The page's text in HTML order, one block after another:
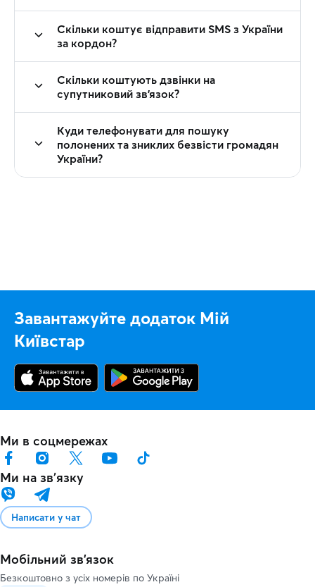
Скільки коштує відправити SMS з України
за кордон?
Скільки коштують дзвінки на
супутниковий зв'язок?
Куди телефонувати для пошуку
полонених та зниклих безвісти громадян
України?
Завантажуйте додаток Мій
Київстар
Ми в соцмережах
Ми на звʼязку
Написати у чат
Мобільний зв'язок
Безкоштовно з усіх номерів по Україні